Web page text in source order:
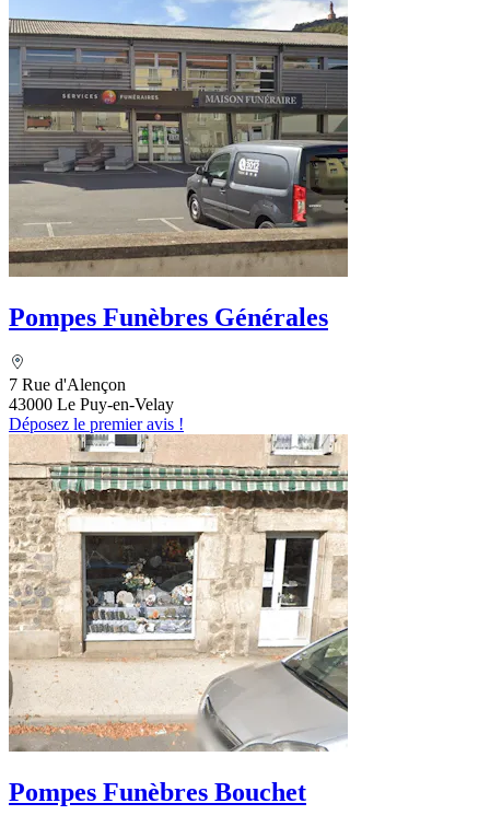
Pompes Funèbres Générales
7 Rue d'Alençon
43000 Le Puy-en-Velay
Déposez le premier avis !
Pompes Funèbres Bouchet